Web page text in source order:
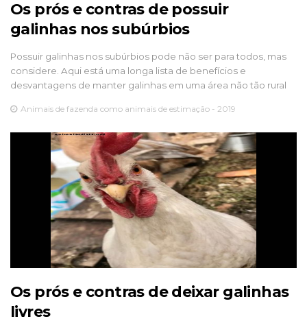
Os prós e contras de possuir
galinhas nos subúrbios
Possuir galinhas nos subúrbios pode não ser para todos, mas
considere. Aqui está uma longa lista de benefícios e
desvantagens de manter galinhas em uma área não tão rural
Animais de fazenda como animais de estimação - 2019
Os prós e contras de deixar galinhas
livres